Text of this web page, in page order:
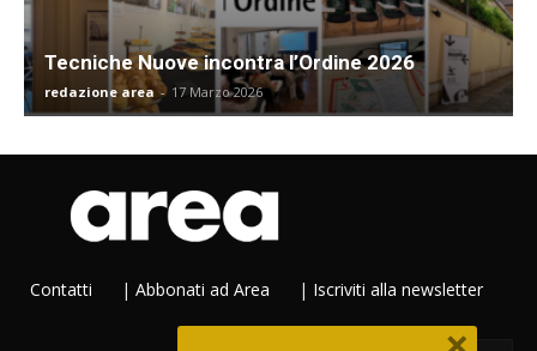
Tecniche Nuove incontra l’Ordine 2026
redazione area - 17 Marzo 2026
Contatti | Abbonati ad Area | Iscriviti alla newsletter